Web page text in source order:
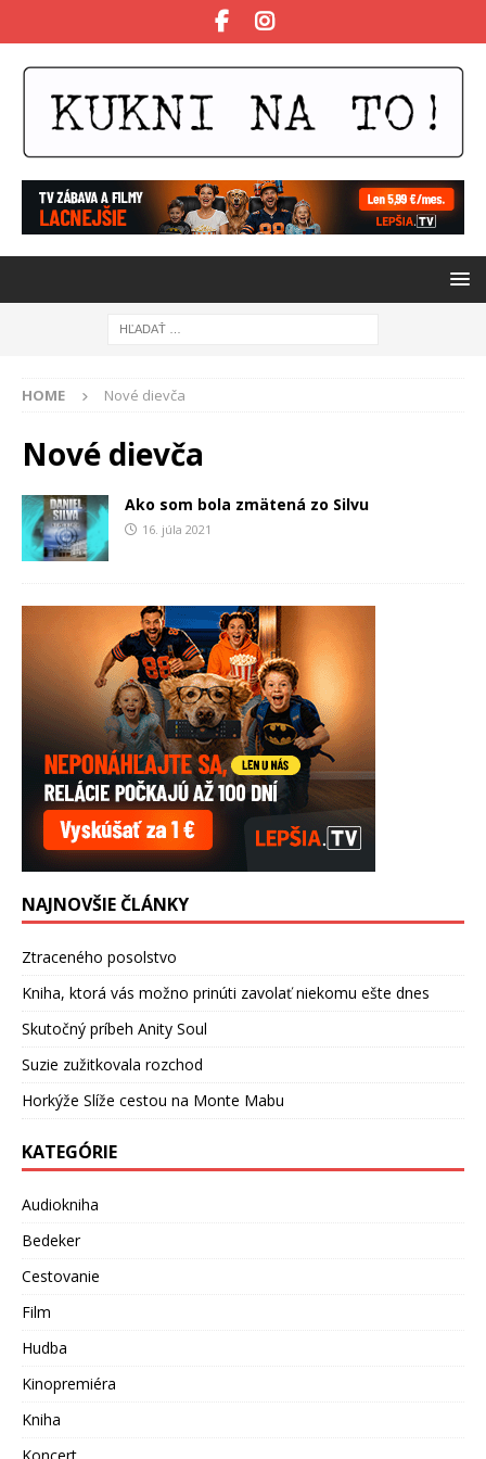
HOME Nové dievča
Nové dievča
Ako som bola zmätená zo Silvu
16. júla 2021
NAJNOVŠIE ČLÁNKY
Ztraceného posolstvo
Kniha, ktorá vás možno prinúti zavolať niekomu ešte dnes
Skutočný príbeh Anity Soul
Suzie zužitkovala rozchod
Horkýže Slíže cestou na Monte Mabu
KATEGÓRIE
Audiokniha
Bedeker
Cestovanie
Film
Hudba
Kinopremiéra
Kniha
Koncert